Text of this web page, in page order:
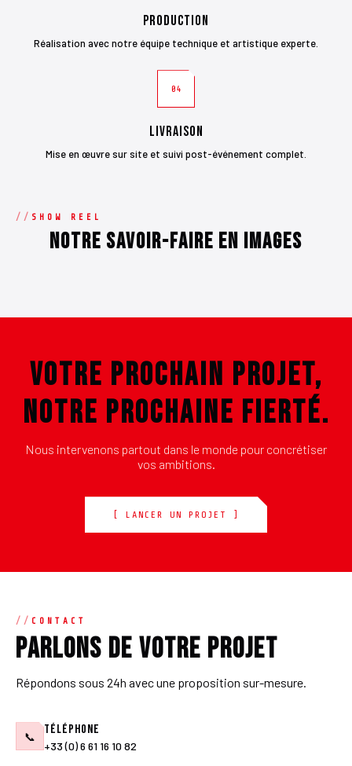
Production
Réalisation avec notre équipe technique et artistique experte.
04
Livraison
Mise en œuvre sur site et suivi post-événement complet.
SHOW REEL
Notre savoir-faire en images
VOTRE PROCHAIN PROJET,
NOTRE PROCHAINE FIERTÉ.
Nous intervenons partout dans le monde pour concrétiser
vos ambitions.
[ LANCER UN PROJET ]
CONTACT
Parlons de votre projet
Répondons sous 24h avec une proposition sur-mesure.
📞 Téléphone
+33 (0) 6 61 16 10 82